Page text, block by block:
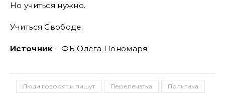
Но учиться нужно.
Учиться Свободе.
Источник – ФБ Олега Пономаря
Люди говорят и пишут Перепечатка Политика